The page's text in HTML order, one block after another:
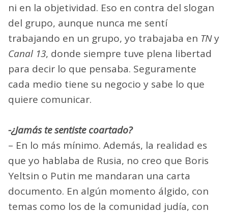
ni en la objetividad. Eso en contra del slogan
del grupo, aunque nunca me sentí
trabajando en un grupo, yo trabajaba en TNy
Canal 13, donde siempre tuve plena libertad
para decir lo que pensaba. Seguramente
cada medio tiene su negocio y sabe lo que
quiere comunicar.
-¿Jamás te sentiste coartado?
– En lo más mínimo. Además, la realidad es
que yo hablaba de Rusia, no creo que Boris
Yeltsin o Putin me mandaran una carta
documento. En algún momento álgido, con
temas como los de la comunidad judía, con